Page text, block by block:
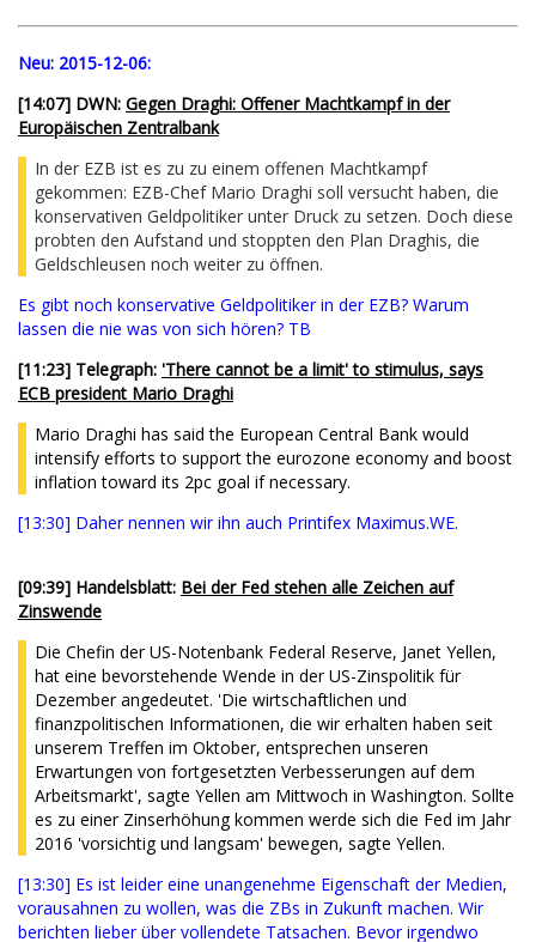
Neu: 2015-12-06:
[14:07] DWN: Gegen Draghi: Offener Machtkampf in der
Europäischen Zentralbank
In der EZB ist es zu zu einem offenen Machtkampf
gekommen: EZB-Chef Mario Draghi soll versucht haben, die
konservativen Geldpolitiker unter Druck zu setzen. Doch diese
probten den Aufstand und stoppten den Plan Draghis, die
Geldschleusen noch weiter zu öffnen.
Es gibt noch konservative Geldpolitiker in der EZB? Warum
lassen die nie was von sich hören? TB
[11:23] Telegraph: 'There cannot be a limit' to stimulus, says
ECB president Mario Draghi
Mario Draghi has said the European Central Bank would
intensify efforts to support the eurozone economy and boost
inflation toward its 2pc goal if necessary.
[13:30] Daher nennen wir ihn auch Printifex Maximus.WE.
[09:39] Handelsblatt: Bei der Fed stehen alle Zeichen auf
Zinswende
Die Chefin der US-Notenbank Federal Reserve, Janet Yellen,
hat eine bevorstehende Wende in der US-Zinspolitik für
Dezember angedeutet. 'Die wirtschaftlichen und
finanzpolitischen Informationen, die wir erhalten haben seit
unserem Treffen im Oktober, entsprechen unseren
Erwartungen von fortgesetzten Verbesserungen auf dem
Arbeitsmarkt', sagte Yellen am Mittwoch in Washington. Sollte
es zu einer Zinserhöhung kommen werde sich die Fed im Jahr
2016 'vorsichtig und langsam' bewegen, sagte Yellen.
[13:30] Es ist leider eine unangenehme Eigenschaft der Medien,
vorausahnen zu wollen, was die ZBs in Zukunft machen. Wir
berichten lieber über vollendete Tatsachen. Bevor irgendwo